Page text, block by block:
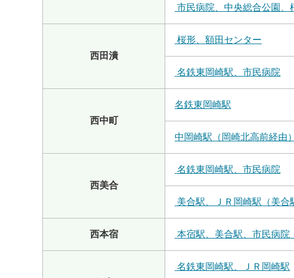
市民病院、中央総合公園、
西田潰
桜形、額田センター
名鉄東岡崎駅、市民病院
西中町
名鉄東岡崎駅
中岡崎駅（岡崎北高前経由）
西美合
名鉄東岡崎駅、市民病院
美合駅、ＪＲ岡崎駅（美合
西本宿 本宿駅、美合駅、市民病院
名鉄東岡崎駅、ＪＲ岡崎駅